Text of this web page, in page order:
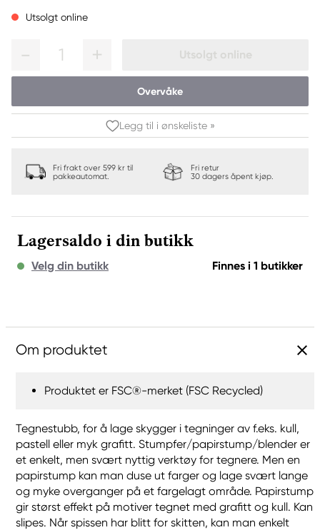
Utsolgt online
1 Utsolgt online
Overvåke
Legg til i ønskeliste »
Fri frakt over 599 kr til
pakkeautomat.
Fri retur
30 dagers åpent kjøp.
Lagersaldo i din butikk
Velg din butikk Finnes i 1 butikker
Om produktet
Produktet er FSC®-merket (FSC Recycled)
Tegnestubb, for å lage skygger i tegninger av f.eks. kull,
pastell eller myk grafitt. Stumpfer/papirstump/blender er
et enkelt, men svært nyttig verktøy for tegnere. Men en
papirstump kan man duse ut farger og lage svært lange
og myke overganger på et fargelagt område. Papirstump
gir størst effekt på motiver tegnet med grafitt og kull. Kan
slipes. Når spissen har blitt for skitten, kan man enkelt